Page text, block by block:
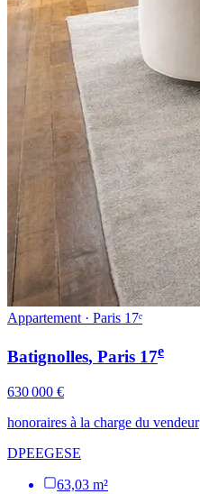
Appartement · Paris 17ᵉ
Batignolles, Paris 17e
630 000 €
honoraires à la charge du vendeur
DPEEGESE
63,03 m²